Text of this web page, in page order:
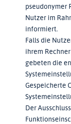
pseudonymer
Nutzer im
informiert.
Falls die
ihrem
gebeten die
Gespeicherte
Der